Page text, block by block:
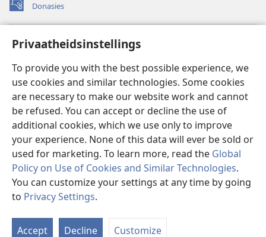
Privaatheidsinstellings
To provide you with the best possible experience, we
use cookies and similar technologies. Some cookies
are necessary to make our website work and cannot
be refused. You can accept or decline the use of
additional cookies, which we use only to improve
your experience. None of this data will ever be sold or
used for marketing. To learn more, read the Global
Policy on Use of Cookies and Similar Technologies.
You can customize your settings at any time by going
to Privacy Settings.
Accept Decline Customize
Donasies
(maak
nuwe
oop)
Wagtoring – AANLYN BIBLIOTEEK
(maak
venster
oop)
JW Hub
(maak
nuwe
venster
oop)
JW Library
Watchtower Library
Copyright© 2026 Watch Tower Bible and Tract Society of Pennsylvania.
GEBRUIKSVOORWAARDES
PRIVAATHEIDSINSTELLINGS